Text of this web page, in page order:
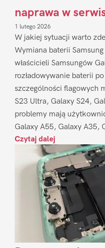
naprawa w
1 lutego 2026
W jakiej sytuacji warto
Wymiana baterii
właścicieli Samsungów
rozładowywanie baterii
szczególności flagowych
S23 Ultra, Galaxy S24,
problemy mają
Galaxy A55, Galaxy A35,
Czytaj dalej